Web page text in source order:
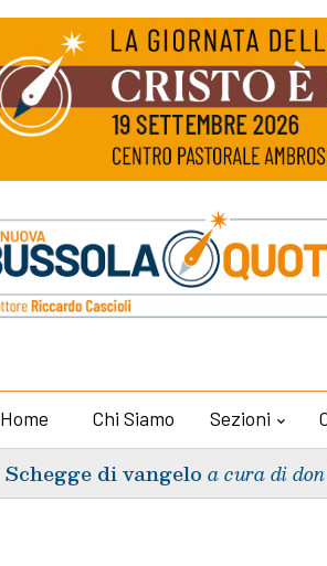
Home Chi Siamo Sezioni
Schegge di vangelo a cura di